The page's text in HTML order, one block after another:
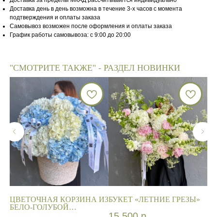
Доставка день в день возможна в течение 3-х часов с момента
подтверждения и оплаты заказа
Самовывоз возможен после оформления и оплаты заказа
График работы самовывоза: с 9:00 до 20:00
"СМОТРИТЕ ТАКЖЕ" - РАЗДЕЛ НОВИНКИ
ЦВЕТОЧНАЯ КОРЗИНА ИЗ
БЕЛО-ГОЛУБОЙ
БУКЕТ «ЛЕТНИЕ ГРЕЗЫ»